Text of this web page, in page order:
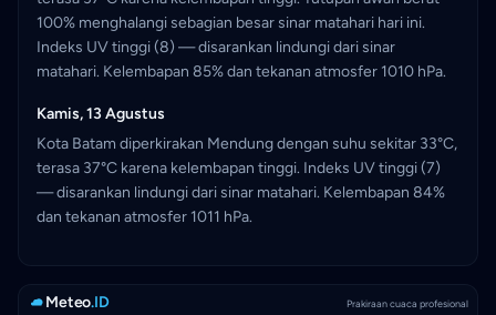
100% menghalangi sebagian besar sinar matahari hari ini.
Indeks UV tinggi (8) — disarankan lindungi dari sinar
matahari. Kelembapan 85% dan tekanan atmosfer 1010 hPa.
Kamis, 13 Agustus
Kota Batam diperkirakan Mendung dengan suhu sekitar 33°C,
terasa 37°C karena kelembapan tinggi. Indeks UV tinggi (7)
— disarankan lindungi dari sinar matahari. Kelembapan 84%
dan tekanan atmosfer 1011 hPa.
Meteo.ID Prakiraan cuaca profesional